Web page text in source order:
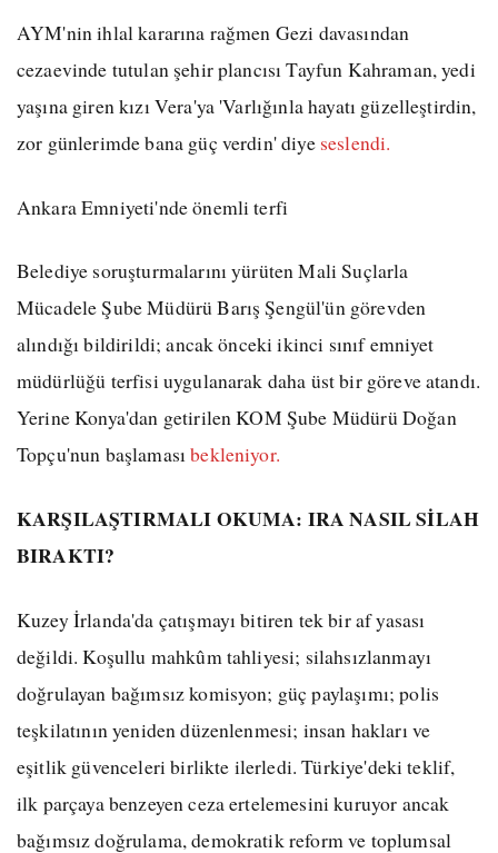
AYM'nin ihlal kararına rağmen Gezi davasından
cezaevinde tutulan şehir plancısı Tayfun Kahraman, yedi
yaşına giren kızı Vera'ya 'Varlığınla hayatı güzelleştirdin,
zor günlerimde bana güç verdin' diye seslendi.
Ankara Emniyeti'nde önemli terfi
Belediye soruşturmalarını yürüten Mali Suçlarla
Mücadele Şube Müdürü Barış Şengül'ün görevden
alındığı bildirildi; ancak önceki ikinci sınıf emniyet
müdürlüğü terfisi uygulanarak daha üst bir göreve atandı.
Yerine Konya'dan getirilen KOM Şube Müdürü Doğan
Topçu'nun başlamasıbekleniyor.
KARŞILAŞTIRMALI OKUMA: IRA NASIL SİLAH
BIRAKTI?
Kuzey İrlanda'da çatışmayı bitiren tek bir af yasası
değildi. Koşullu mahkûm tahliyesi; silahsızlanmayı
doğrulayan bağımsız komisyon; güç paylaşımı; polis
teşkilatının yeniden düzenlenmesi; insan hakları ve
eşitlik güvenceleri birlikte ilerledi. Türkiye'deki teklif,
ilk parçaya benzeyen ceza ertelemesini kuruyor ancak
bağımsız doğrulama, demokratik reform ve toplumsal